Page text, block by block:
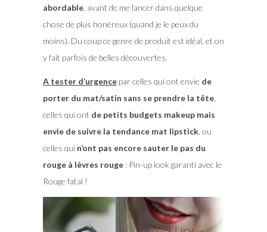
abordable, avant de me lancer dans quelque
chose de plus honéreux (quand je le peux du
moins). Du coup ce genre de produit est idéal, et on
y fait parfois de belles découvertes.
A tester d’urgencepar celles qui ont envie de
porter du mat/satin sans se prendre la tête,
celles qui ont de petits budgets makeup mais
envie de suivre la tendance mat lipstick, ou
celles qui n’ont pas encore sauter le pas du
rouge à lèvres rouge: Pin-up look garanti avec le
Rouge fatal !